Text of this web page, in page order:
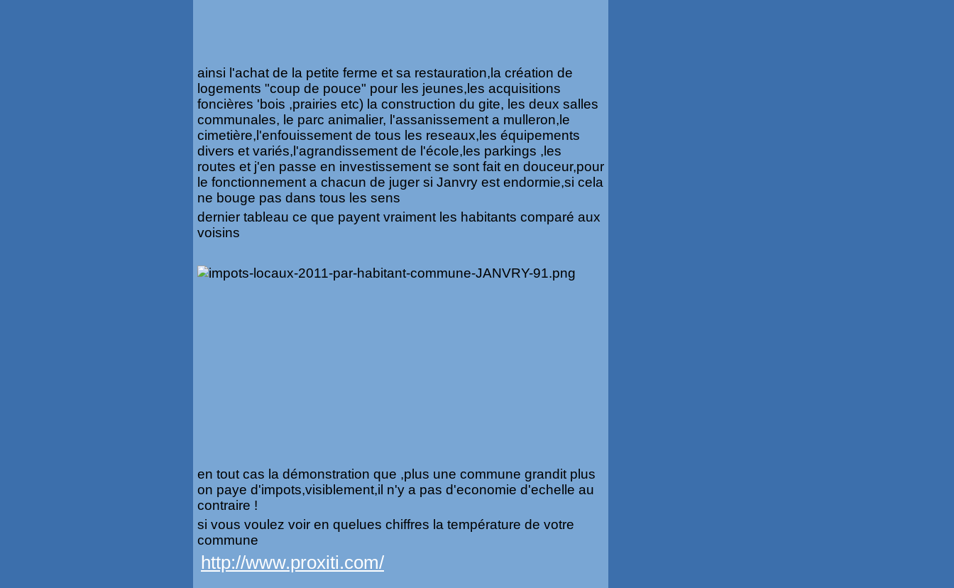
ainsi l'achat de la petite ferme et sa restauration,la création de
logements "coup de pouce" pour les jeunes,les acquisitions
foncières 'bois ,prairies etc) la construction du gite, les deux salles
communales, le parc animalier, l'assanissement a mulleron,le
cimetière,l'enfouissement de tous les reseaux,les équipements
divers et variés,l'agrandissement de l'école,les parkings ,les
routes et j'en passe en investissement se sont fait en douceur,pour
le fonctionnement a chacun de juger si Janvry est endormie,si cela
ne bouge pas dans tous les sens
dernier tableau ce que payent vraiment les habitants comparé aux
voisins
en tout cas la démonstration que ,plus une commune grandit plus
on paye d'impots,visiblement,il n'y a pas d'economie d'echelle au
contraire !
si vous voulez voir en quelues chiffres la température de votre
commune
http://www.proxiti.com/